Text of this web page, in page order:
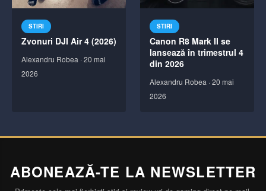
STIRI
Zvonuri DJI Air 4 (2026)
Alexandru Robea ·20 mai
2026
STIRI
Canon R8 Mark II se
lansează în trimestrul 4
din 2026
Alexandru Robea ·20 mai
2026
ABONEAZĂ-TE LA NEWSLETTER